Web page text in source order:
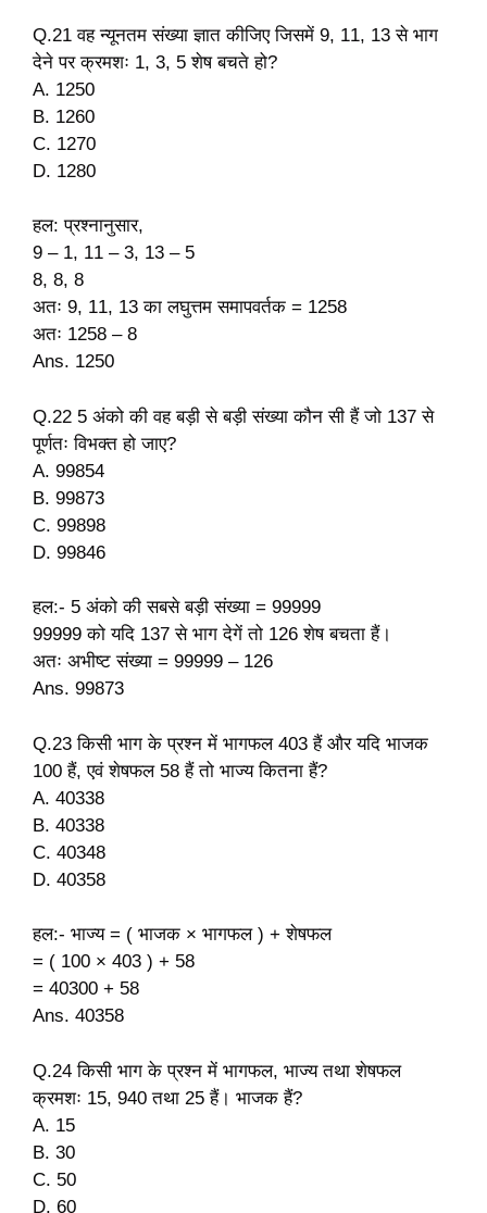
Q.21 वह न्यूनतम संख्या ज्ञात कीजिए जिसमें 9, 11, 13 से भाग
देने पर क्रमशः 1, 3, 5 शेष बचते हो?
A. 1250
B. 1260
C. 1270
D. 1280
हल: प्रश्नानुसार,
9 – 1, 11 – 3, 13 – 5
8, 8, 8
अतः 9, 11, 13 का लघुत्तम समापवर्तक = 1258
अतः 1258 – 8
Ans. 1250
Q.22 5 अंको की वह बड़ी से बड़ी संख्या कौन सी हैं जो 137 से
पूर्णतः विभक्त हो जाए?
A. 99854
B. 99873
C. 99898
D. 99846
हल:- 5 अंको की सबसे बड़ी संख्या = 99999
99999 को यदि 137 से भाग देगें तो 126 शेष बचता हैं।
अतः अभीष्ट संख्या = 99999 – 126
Ans. 99873
Q.23 किसी भाग के प्रश्न में भागफल 403 हैं और यदि भाजक
100 हैं, एवं शेषफल 58 हैं तो भाज्य कितना हैं?
A. 40338
B. 40338
C. 40348
D. 40358
हल:- भाज्य = ( भाजक × भागफल ) + शेषफल
= ( 100 × 403 ) + 58
= 40300 + 58
Ans. 40358
Q.24 किसी भाग के प्रश्न में भागफल, भाज्य तथा शेषफल
क्रमशः 15, 940 तथा 25 हैं। भाजक हैं?
A. 15
B. 30
C. 50
D. 60